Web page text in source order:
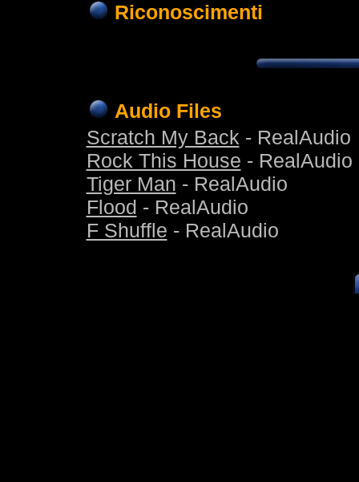
Riconoscimenti
Audio Files
Scratch My Back - RealAudio
Rock This House - RealAudio
Tiger Man - RealAudio
Flood - RealAudio
F Shuffle - RealAudio